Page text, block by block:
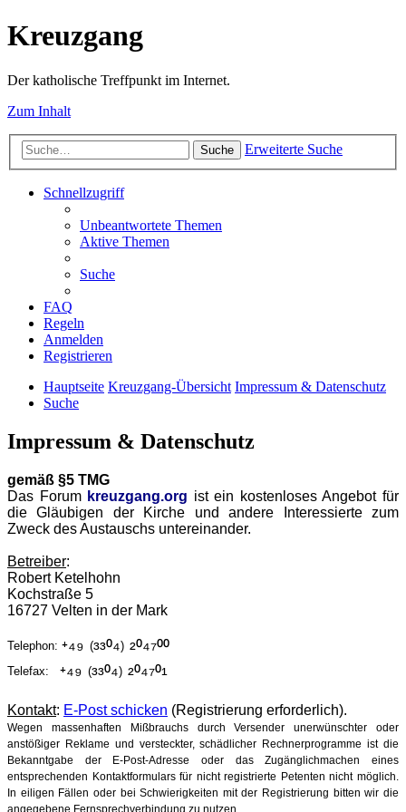
Kreuzgang
Der katholische Treffpunkt im Internet.
Zum Inhalt
Suche Erweiterte Suche
Schnellzugriff
Unbeantwortete Themen
Aktive Themen
Suche
FAQ
Regeln
Anmelden
Registrieren
Hauptseite Kreuzgang-Übersicht Impressum & Datenschutz
Suche
Impressum & Datenschutz
gemäß §5 TMG
Das Forum kreuzgang.org ist ein kostenloses Angebot für
die Gläubigen der Kirche und andere Interessierte zum
Zweck des Austauschs untereinander.
Betreiber:
Robert Ketelhohn
Kochstraße 5
16727 Velten in der Mark
Telephon: ⁺⁴⁹ (³³⁰⁴) ²⁰⁴⁷⁰⁰
Telefax: ⁺⁴⁹ (³³⁰⁴) ²⁰⁴⁷⁰¹
Kontakt: E-Post schicken (Registrierung erforderlich).
Wegen massenhaften Mißbrauchs durch Versender unerwünschter oder
anstößiger Reklame und versteckter, schädlicher Rechnerprogramme ist die
Bekanntgabe der E-Post-Adresse oder das Zugänglichmachen eines
entsprechenden Kontaktformulars für nicht registrierte Petenten nicht möglich.
In eiligen Fällen oder bei Schwierigkeiten mit der Registrierung bitten wir die
angegebene Fernsprechverbindung zu nutzen.